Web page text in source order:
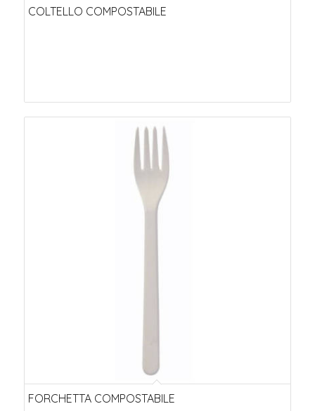
COLTELLO COMPOSTABILE
FORCHETTA COMPOSTABILE